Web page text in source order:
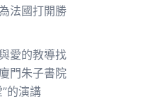
法國打開勝
愛的教導找
門朱子書院
的演講